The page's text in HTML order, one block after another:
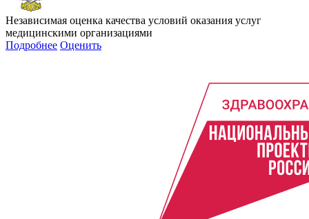
Независимая оценка качества условий оказания услуг
медицинскими организациями
Подробнее Оценить